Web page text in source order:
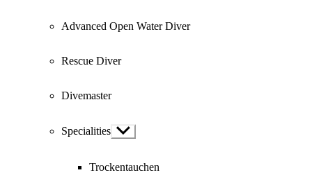
Advanced Open Water Diver
Rescue Diver
Divemaster
Specialities Show
sub
Trockentauchen